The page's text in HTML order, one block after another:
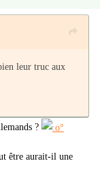
leur truc aux
?
être aurait-il une